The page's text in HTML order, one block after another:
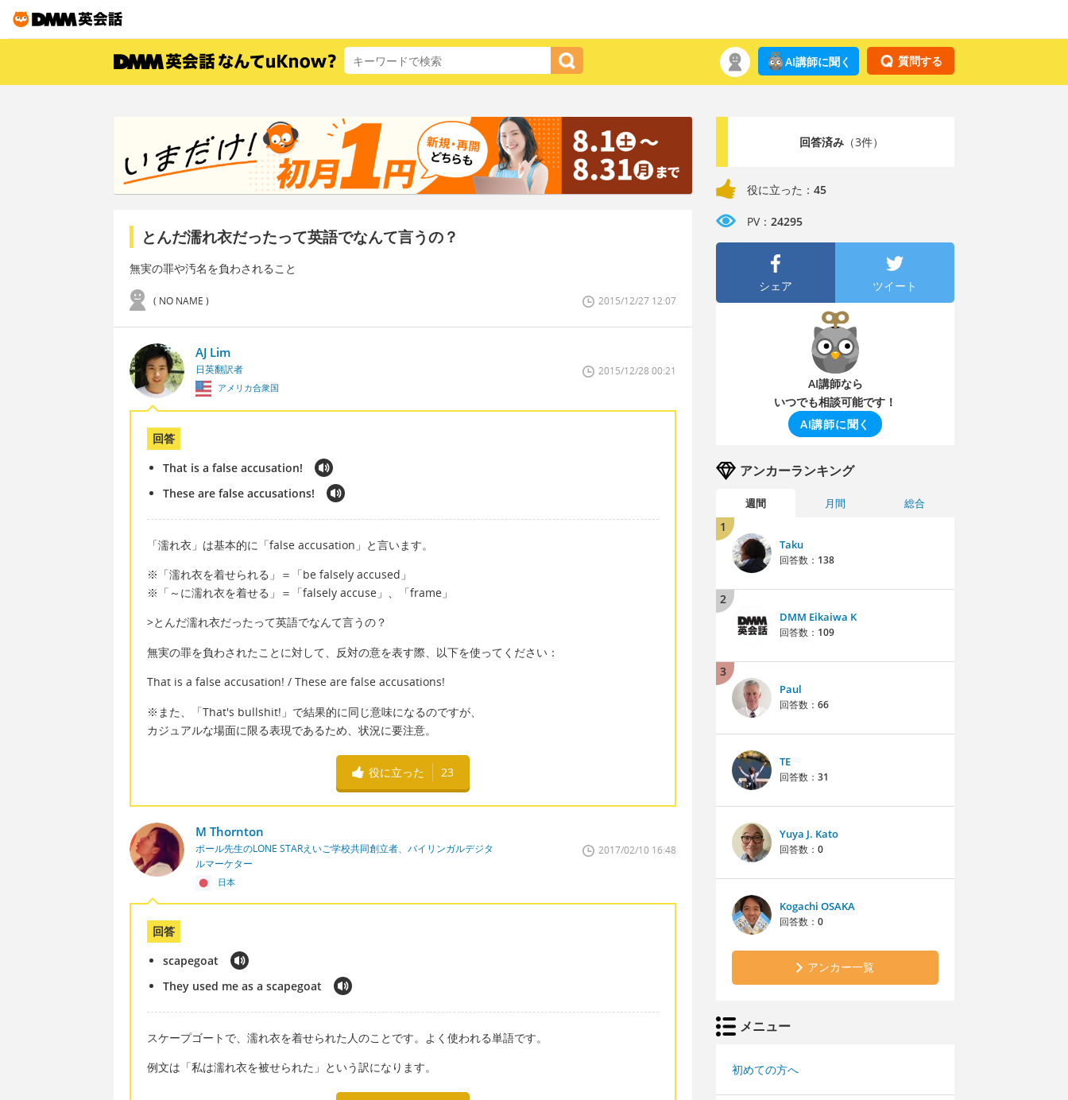
質問する
AI講師に聞く
とんだ濡れ衣だったって英語でなんて言うの？
無実の罪や汚名を負わされること
( NO NAME ) 2015/12/27 12:07
AJ Lim
日英翻訳者
アメリカ合衆国
2015/12/28 00:21
回答
That is a false accusation!
These are false accusations!
「濡れ衣」は基本的に「false accusation」と言います。
※「濡れ衣を着せられる」＝「be falsely accused」
※「～に濡れ衣を着せる」＝「falsely accuse」、「frame」
>とんだ濡れ衣だったって英語でなんて言うの？
無実の罪を負わされたことに対して、反対の意を表す際、以下を使ってください：
That is a false accusation! / These are false accusations!
※また、「That's bullshit!」で結果的に同じ意味になるのですが、
カジュアルな場面に限る表現であるため、状況に要注意。
役に立った 23
M Thornton
ポール先生のLONE STARえいご学校共同創立者、バイリンガルデジタ
ルマーケター
日本
2017/02/10 16:48
回答
scapegoat
They used me as a scapegoat
スケープゴートで、濡れ衣を着せられた人のことです。よく使われる単語です。
例文は「私は濡れ衣を被せられた」という訳になります。
回答済み（3件）
役に立った： 45
PV： 24295
シェア ツイート
AI講師なら
いつでも相談可能です！
AI講師に聞く
アンカーランキング
週間 月間 総合
1
Taku
回答数： 138
2
DMM Eikaiwa K
回答数： 109
3
Paul
回答数： 66
TE
回答数： 31
Yuya J. Kato
回答数： 0
Kogachi OSAKA
回答数： 0
アンカー一覧
メニュー
初めての方へ